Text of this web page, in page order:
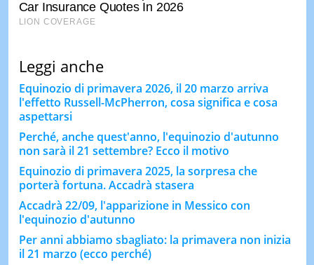
Leggi anche
Equinozio di primavera 2026, il 20 marzo arriva
l'effetto Russell-McPherron, cosa significa e cosa
aspettarsi
Perché, anche quest'anno, l'equinozio d'autunno
non sarà il 21 settembre? Ecco il motivo
Equinozio di primavera 2025, la sorpresa che
porterà fortuna. Accadrà stasera
Accadrà 22/09, l'apparizione in Messico con
l'equinozio d'autunno
Per anni abbiamo sbagliato: la primavera non inizia
il 21 marzo (ecco perché)